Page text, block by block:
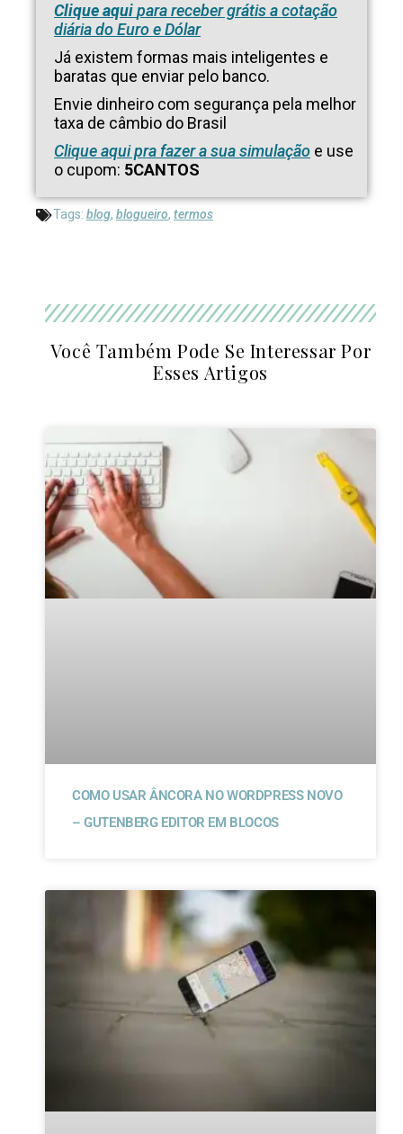
Clique aquipara receber grátis a cotação
diária do Euro e Dólar
Já existem formas mais inteligentes e
baratas que enviar pelo banco.
Envie dinheiro com segurança pela melhor
taxa de câmbio do Brasil
Clique aqui pra fazer a sua simulação e use
o cupom: 5CANTOS
Tags: blog, blogueiro, termos
COMO USAR ÂNCORA NO WORDPRESS NOVO
– GUTENBERG EDITOR EM BLOCOS
Você Também Pode Se Interessar Por
Esses Artigos